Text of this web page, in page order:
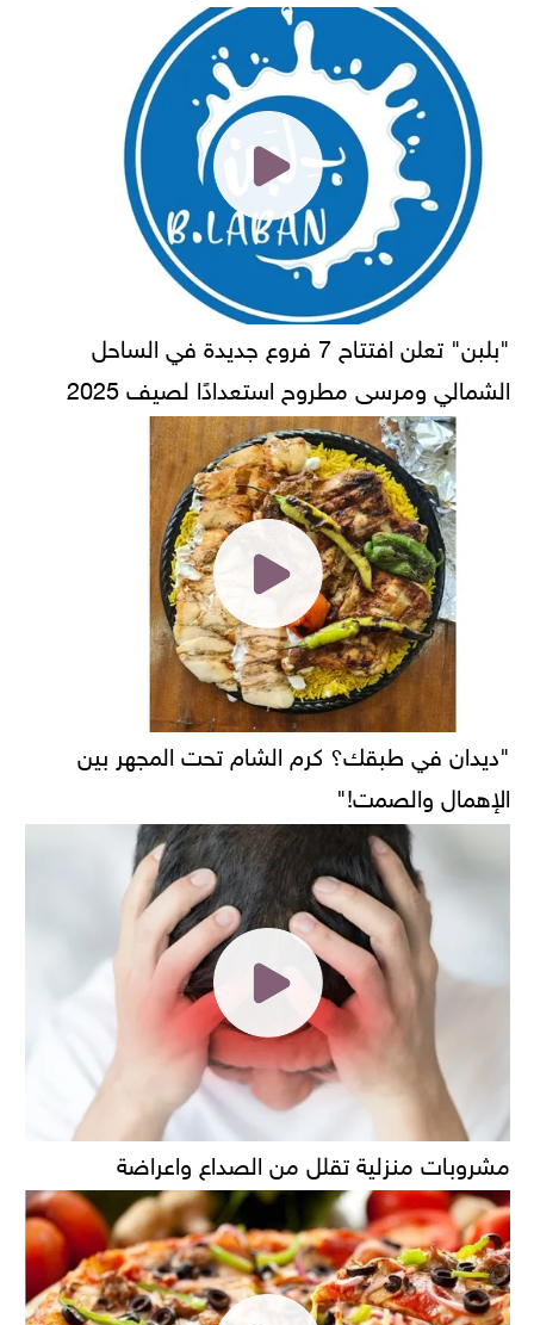
"بلبن" تعلن افتتاح 7 فروع جديدة في الساحل
الشمالي ومرسى مطروح استعدادًا لصيف 2025
"ديدان في طبقك؟ كرم الشام تحت المجهر بين
الإهمال والصمت!"
مشروبات منزلية تقلل من الصداع واعراضة